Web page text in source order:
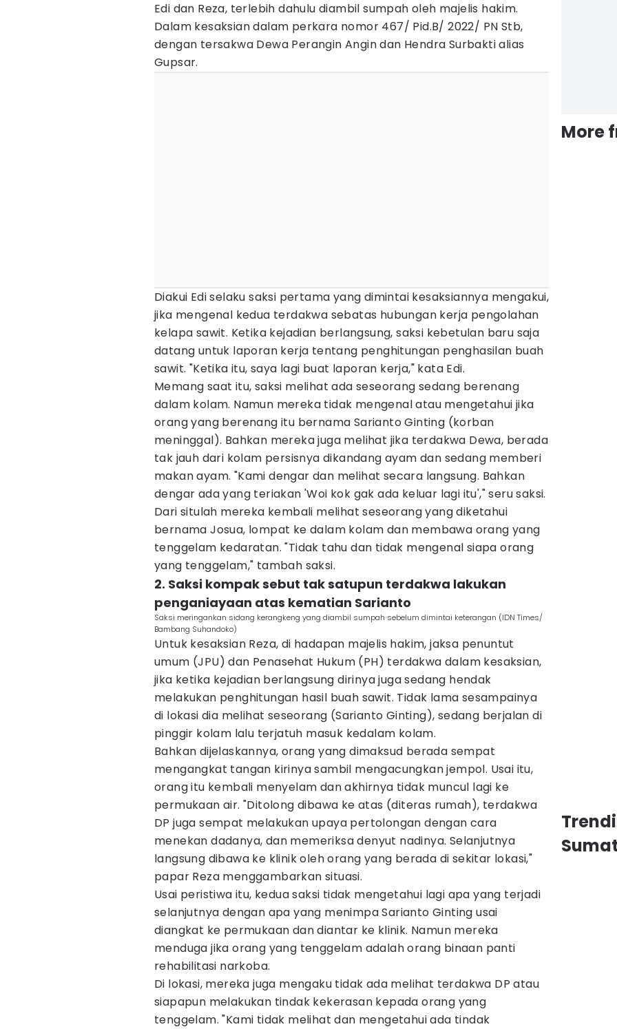
Edi dan Reza, terlebih dahulu diambil sumpah oleh majelis hakim.
Dalam kesaksian dalam perkara nomor 467/ Pid.B/ 2022/ PN Stb,
dengan tersakwa Dewa Perangin Angin dan Hendra Surbakti alias
Gupsar.
Diakui Edi selaku saksi pertama yang dimintai kesaksiannya mengakui,
jika mengenal kedua terdakwa sebatas hubungan kerja pengolahan
kelapa sawit. Ketika kejadian berlangsung, saksi kebetulan baru saja
datang untuk laporan kerja tentang penghitungan penghasilan buah
sawit. "Ketika itu, saya lagi buat laporan kerja," kata Edi.
Memang saat itu, saksi melihat ada seseorang sedang berenang
dalam kolam. Namun mereka tidak mengenal atau mengetahui jika
orang yang berenang itu bernama Sarianto Ginting (korban
meninggal). Bahkan mereka juga melihat jika terdakwa Dewa, berada
tak jauh dari kolam persisnya dikandang ayam dan sedang memberi
makan ayam. "Kami dengar dan melihat secara langsung. Bahkan
dengar ada yang teriakan 'Woi kok gak ada keluar lagi itu'," seru saksi.
Dari situlah mereka kembali melihat seseorang yang diketahui
bernama Josua, lompat ke dalam kolam dan membawa orang yang
tenggelam kedaratan. "Tidak tahu dan tidak mengenal siapa orang
yang tenggelam," tambah saksi.
2. Saksi kompak sebut tak satupun terdakwa lakukan
penganiayaan atas kematian Sarianto
Saksi meringankan sidang kerangkeng yang diambil sumpah sebelum dimintai keterangan (IDN Times/
Bambang Suhandoko)
Untuk kesaksian Reza, di hadapan majelis hakim, jaksa penuntut
umum (JPU) dan Penasehat Hukum (PH) terdakwa dalam kesaksian,
jika ketika kejadian berlangsung dirinya juga sedang hendak
melakukan penghitungan hasil buah sawit. Tidak lama sesampainya
di lokasi dia melihat seseorang (Sarianto Ginting), sedang berjalan di
pinggir kolam lalu terjatuh masuk kedalam kolam.
Bahkan dijelaskannya, orang yang dimaksud berada sempat
mengangkat tangan kirinya sambil mengacungkan jempol. Usai itu,
orang itu kembali menyelam dan akhirnya tidak muncul lagi ke
permukaan air. "Ditolong dibawa ke atas (diteras rumah), terdakwa
DP juga sempat melakukan upaya pertolongan dengan cara
menekan dadanya, dan memeriksa denyut nadinya. Selanjutnya
langsung dibawa ke klinik oleh orang yang berada di sekitar lokasi,"
papar Reza menggambarkan situasi.
Usai peristiwa itu, kedua saksi tidak mengetahui lagi apa yang terjadi
selanjutnya dengan apa yang menimpa Sarianto Ginting usai
diangkat ke permukaan dan diantar ke klinik. Namun mereka
menduga jika orang yang tenggelam adalah orang binaan panti
rehabilitasi narkoba.
Di lokasi, mereka juga mengaku tidak ada melihat terdakwa DP atau
siapapun melakukan tindak kekerasan kepada orang yang
tenggelam. "Kami tidak melihat dan mengetahui ada tindak
More